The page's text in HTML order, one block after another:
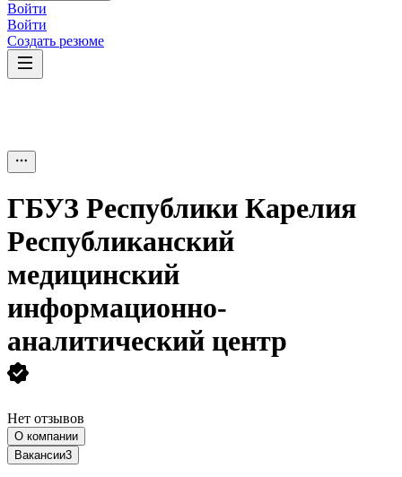
Войти
Войти
Создать резюме
ГБУЗ Республики Карелия
Республиканский
медицинский
информационно-
аналитический центр
Нет отзывов
О компании
Вакансии3